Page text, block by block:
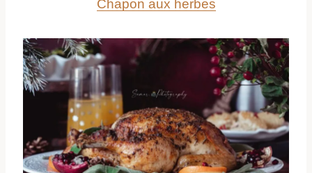
Chapon aux herbes